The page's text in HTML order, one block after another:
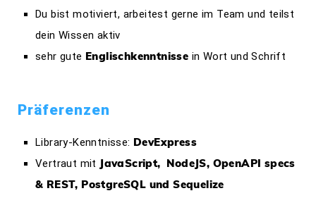
Du bist motiviert, arbeitest gerne im Team und teilst
dein Wissen aktiv
sehr gute Englischkenntnisse in Wort und Schrift
Präferenzen
Library-Kenntnisse: DevExpress
Vertraut mit JavaScript, NodeJS, OpenAPI specs
& REST, PostgreSQL und Sequelize